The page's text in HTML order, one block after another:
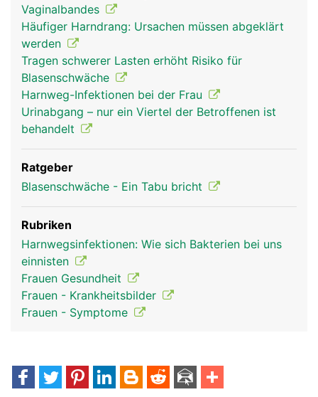
Vaginalbandes
Häufiger Harndrang: Ursachen müssen abgeklärt
werden
Tragen schwerer Lasten erhöht Risiko für
Blasenschwäche
Harnweg-Infektionen bei der Frau
Urinabgang – nur ein Viertel der Betroffenen ist
behandelt
Ratgeber
Blasenschwäche - Ein Tabu bricht
Rubriken
Harnwegsinfektionen: Wie sich Bakterien bei uns
einnisten
Frauen Gesundheit
Frauen - Krankheitsbilder
Frauen - Symptome